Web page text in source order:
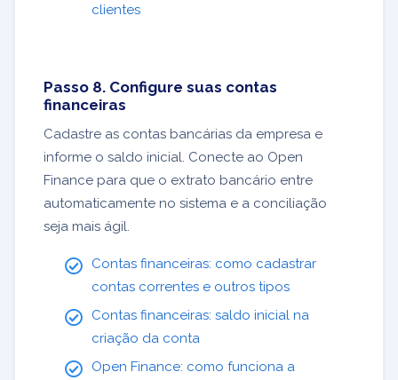
clientes
Passo 8. Configure suas contas
financeiras
Cadastre as contas bancárias da empresa e
informe o saldo inicial. Conecte ao Open
Finance para que o extrato bancário entre
automaticamente no sistema e a conciliação
seja mais ágil.
Contas financeiras: como cadastrar
contas correntes e outros tipos
Contas financeiras: saldo inicial na
criação da conta
Open Finance: como funciona a